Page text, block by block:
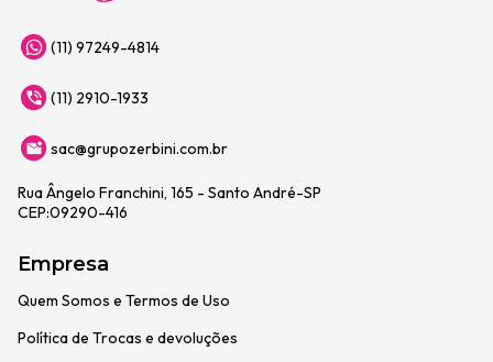
(11) 97249-4814
(11) 2910-1933
sac@grupozerbini.com.br
Rua Ângelo Franchini, 165 - Santo André-SP
CEP:09290-416
Empresa
Quem Somos e Termos de Uso
Política de Trocas e devoluções